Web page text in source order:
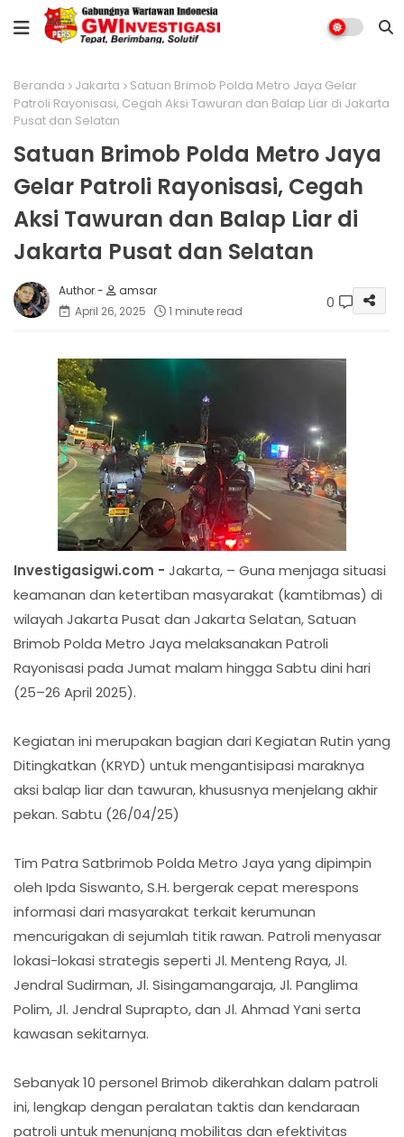
Beranda Jakarta
Satuan Brimob Polda Metro Jaya Gelar
Patroli Rayonisasi, Cegah Aksi Tawuran dan Balap Liar di Jakarta
Pusat dan Selatan
Satuan Brimob Polda Metro Jaya
Gelar Patroli Rayonisasi, Cegah
Aksi Tawuran dan Balap Liar di
Jakarta Pusat dan Selatan
amsar
April 26, 2025
1 minute read 0
Investigasigwi.com - Jakarta, – Guna menjaga situasi
keamanan dan ketertiban masyarakat (kamtibmas) di
wilayah Jakarta Pusat dan Jakarta Selatan, Satuan
Brimob Polda Metro Jaya melaksanakan Patroli
Rayonisasi pada Jumat malam hingga Sabtu dini hari
(25–26 April 2025).
Kegiatan ini merupakan bagian dari Kegiatan Rutin yang
Ditingkatkan (KRYD) untuk mengantisipasi maraknya
aksi balap liar dan tawuran, khususnya menjelang akhir
pekan. Sabtu (26/04/25)
Tim Patra Satbrimob Polda Metro Jaya yang dipimpin
oleh Ipda Siswanto, S.H. bergerak cepat merespons
informasi dari masyarakat terkait kerumunan
mencurigakan di sejumlah titik rawan. Patroli menyasar
lokasi-lokasi strategis seperti Jl. Menteng Raya, Jl.
Jendral Sudirman, Jl. Sisingamangaraja, Jl. Panglima
Polim, Jl. Jendral Suprapto, dan Jl. Ahmad Yani serta
kawasan sekitarnya.
Sebanyak 10 personel Brimob dikerahkan dalam patroli
ini, lengkap dengan peralatan taktis dan kendaraan
patroli untuk menunjang mobilitas dan efektivitas